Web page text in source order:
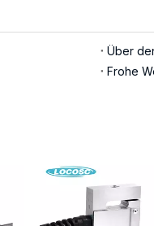
Frohe